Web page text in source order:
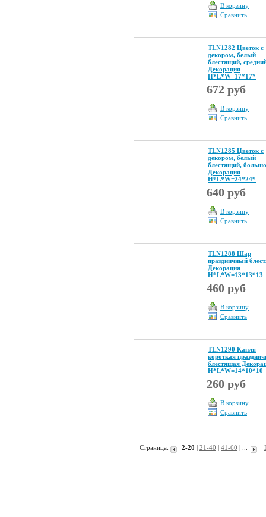
В корзину
Сравнить
TLN1282 Цветок с
декором, белый
блестящий,
Декорация
Н*L*W=17*17*
672 руб
В корзину
Сравнить
TLN1285 Цветок с
декором, белый
блестящий,
Декорация
Н*L*W=24*24*
640 руб
В корзину
Сравнить
TLN1288 Шар
праздничный
Декорация
Н*L*W=13*13*13
460 руб
В корзину
Сравнить
TLN1290 Капля
короткая
блестящая
Н*L*W=14*10*10
260 руб
В корзину
Сравнить
Страница: 2-20 | 21-40 | 41-60 | ...